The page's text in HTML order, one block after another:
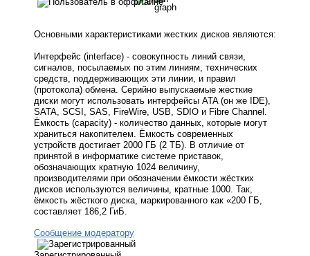
Основными характеристиками жестких дисков являются:
Интерфейс (interface) - совокупность линий связи,
сигналов, посылаемых по этим линиям, технических
средств, поддерживающих эти линии, и правил
(протокола) обмена. Серийно выпускаемые жесткие
диски могут использовать интерфейсы ATA (он же IDE),
SATA, SCSI, SAS, FireWire, USB, SDIO и Fibre Channel.
Ёмкость (capacity) - количество данных, которые могут
храниться накопителем. Ёмкость современных
устройств достигает 2000 ГБ (2 ТБ). В отличие от
принятой в информатике системе приставок,
обозначающих кратную 1024 величину,
производителями при обозначении ёмкости жёстких
дисков используются величины, кратные 1000. Так,
ёмкость жёсткого диска, маркированного как «200 ГБ,
составляет 186,2 ГиБ.
Сообщение модератору